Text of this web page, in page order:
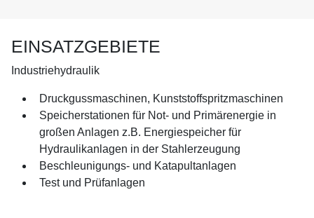
EINSATZGEBIETE
Industriehydraulik
Druckgussmaschinen, Kunststoffspritzmaschinen
Speicherstationen für Not- und Primärenergie in
großen Anlagen z.B. Energiespeicher für
Hydraulikanlagen in der Stahlerzeugung
Beschleunigungs- und Katapultanlagen
Test und Prüfanlagen